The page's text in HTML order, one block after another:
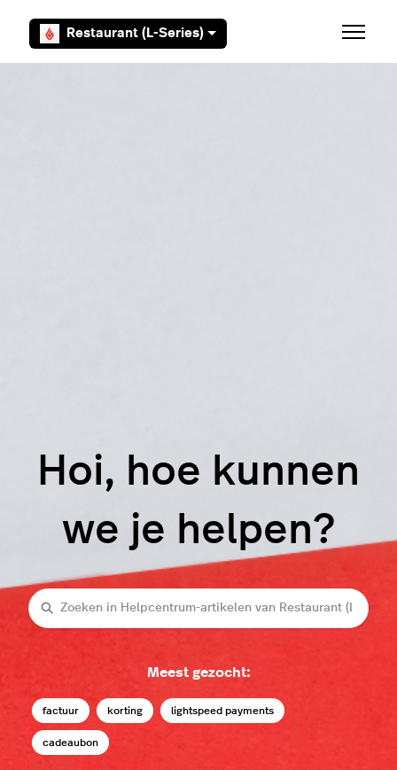
Restaurant (L-Series)
Hoi, hoe kunnen
we je helpen?
Zoeken
Meest gezocht:
factuur korting lightspeed payments
cadeaubon